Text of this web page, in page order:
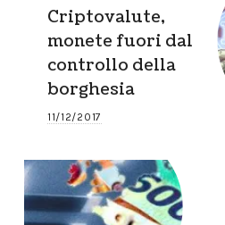
Criptovalute,
monete fuori dal
controllo della
borghesia
11/12/2017